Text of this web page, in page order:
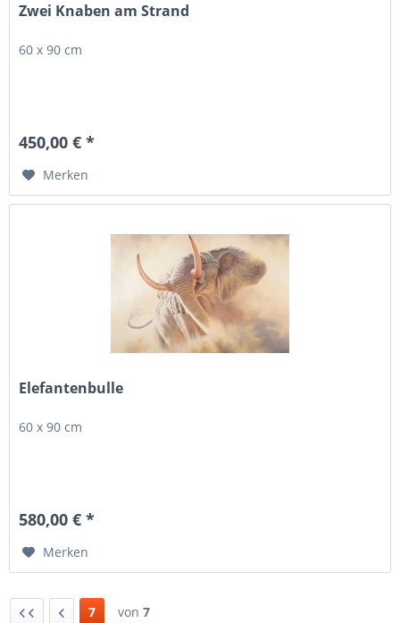
Zwei Knaben am Strand
60 x 90 cm
450,00 € *
Merken
Elefantenbulle
60 x 90 cm
580,00 € *
Merken
7 von 7